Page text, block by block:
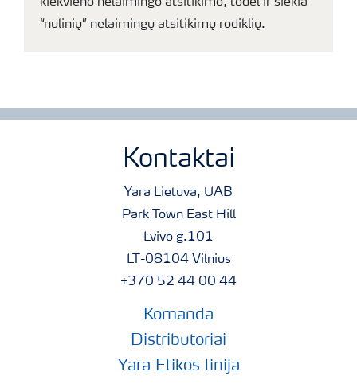
“nulinių” nelaimingų atsitikimų rodiklių.
Kontaktai
Yara Lietuva, UAB
Park Town East Hill
Lvivo g.101
LT-08104 Vilnius
+370 52 44 00 44
Komanda
Distributoriai
Yara Etikos linija